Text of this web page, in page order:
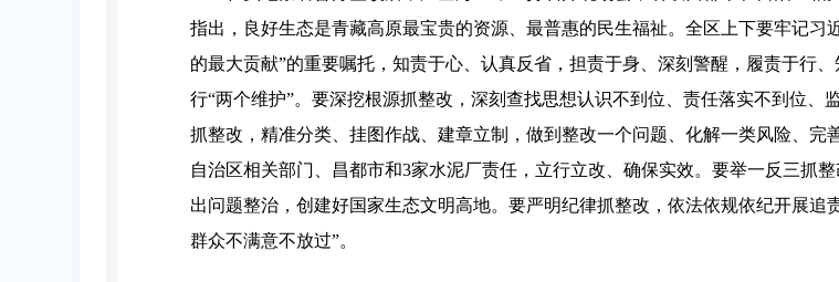
指出，良好生态是青藏高原最宝贵的资源、最普惠的民生福祉。全区上下要牢记
的最大贡献”的重要嘱托，知责于心、认真反省，担责于身、深刻警醒，履责于行
行“两个维护”。要深挖根源抓整改，深刻查找思想认识不到位、责任落实不到位
抓整改，精准分类、挂图作战、建章立制，做到整改一个问题、化解一类风险、
自治区相关部门、昌都市和3家水泥厂责任，立行立改、确保实效。要举一反三抓
出问题整治，创建好国家生态文明高地。要严明纪律抓整改，依法依规依纪开展追
群众不满意不放过”。